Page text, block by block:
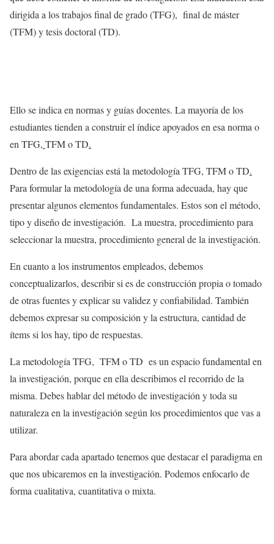
dirigida a los trabajos final de grado (TFG), final de máster
(TFM) y tesis doctoral (TD).
Ello se indica en normas y guías docentes. La mayoría de los
estudiantes tienden a construir el índice apoyados en esa norma o
en TFG, TFM o TD.
Dentro de las exigencias está la metodología TFG, TFM o TD.
Para formular la metodología de una forma adecuada, hay que
presentar algunos elementos fundamentales. Estos son el método,
tipo y diseño de investigación. La muestra, procedimiento para
seleccionar la muestra, procedimiento general de la investigación.
En cuanto a los instrumentos empleados, debemos
conceptualizarlos, describir si es de construcción propia o tomado
de otras fuentes y explicar su validez y confiabilidad. También
debemos expresar su composición y la estructura, cantidad de
ítems si los hay, tipo de respuestas.
La metodología TFG, TFM o TD es un espacio fundamental en
la investigación, porque en ella describimos el recorrido de la
misma. Debes hablar del método de investigación y toda su
naturaleza en la investigación según los procedimientos que vas a
utilizar.
Para abordar cada apartado tenemos que destacar el paradigma en
que nos ubicaremos en la investigación. Podemos enfocarlo de
forma cualitativa, cuantitativa o mixta.